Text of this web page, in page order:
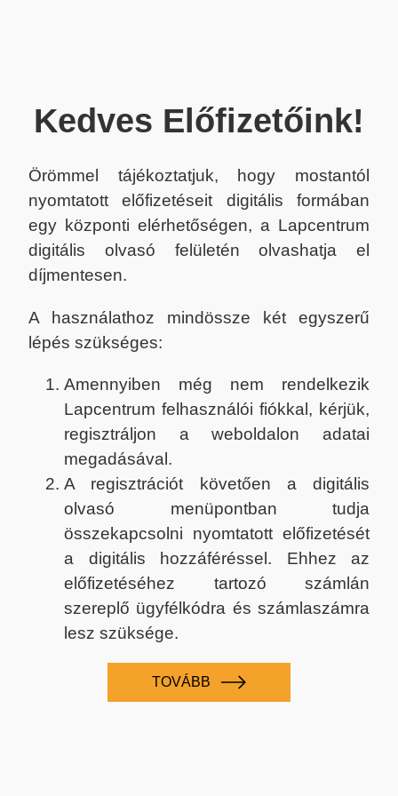
Kedves Előfizetőink!
Örömmel tájékoztatjuk, hogy mostantól
nyomtatott előfizetéseit digitális formában
egy központi elérhetőségen, a Lapcentrum
digitális olvasó felületén olvashatja el
díjmentesen.
A használathoz mindössze két egyszerű
lépés szükséges:
Amennyiben még nem rendelkezik
Lapcentrum felhasználói fiókkal, kérjük,
regisztráljon a weboldalon adatai
megadásával.
A regisztrációt követően a digitális
olvasó menüpontban tudja
összekapcsolni nyomtatott előfizetését
a digitális hozzáféréssel. Ehhez az
előfizetéséhez tartozó számlán
szereplő ügyfélkódra és számlaszámra
lesz szüksége.
TOVÁBB